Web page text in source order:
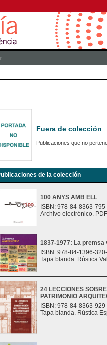
Fuera de colección
Publicaciones que no
de la colección
100 ANYS AMB ELL
ISBN: 978-84-8363-
Archivo electrónico.
1837-1977: La premsa
ISBN: 978-84-1396-
Tapa blanda. Rústica
24 LECCIONES
PATRIMONIO
ISBN: 978-84-8363-
Tapa blanda. Rústica